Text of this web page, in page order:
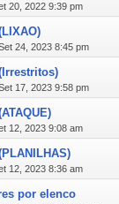
20, 2022 9:39 pm
24, 2023 8:45 pm
17, 2023 9:58 pm
12, 2023 9:08 am
12, 2023 8:36 am
por elenco